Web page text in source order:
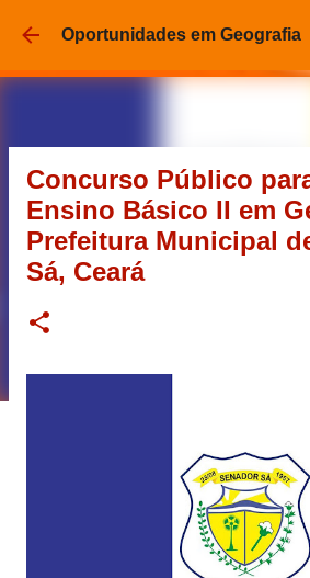
Pular para o conteúdo
Oportunidades em Geografia
Concurso Público
Ensino Básico II em
Prefeitura Municipal
Sá, Ceará